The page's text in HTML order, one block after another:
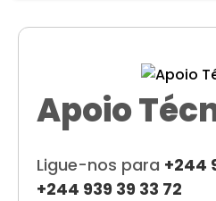
Apoio
Ligue-nos para +244
+244 939 39 33 72